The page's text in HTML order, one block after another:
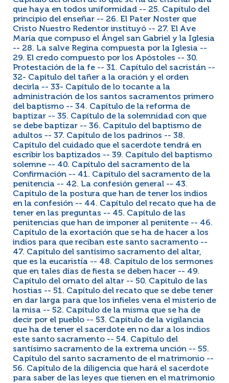
que haya en todos uniformidad -- 25. Capítulo del
principio del enseñar -- 26. El Pater Noster que
Cristo Nuestro Redentor instituyó -- 27. El Ave
María que compuso el Ángel san Gabriel y la Iglesia
-- 28. La salve Regina compuesta por la Iglesia --
29. El credo compuesto por los Apóstoles -- 30.
Protestación de la fe -- 31. Capítulo del sacristán --
32- Capítulo del tañer a la oración y el orden
decirla -- 33- Capítulo de lo tocante a la
administración de los santos sacramentos primero
del baptismo -- 34. Capítulo de la reforma de
baptizar -- 35. Capítulo de la solemnidad con que
se debe baptizar -- 36. Capítulo del baptismo de
adultos -- 37. Capítulo de los padrinos -- 38.
Capítulo del cuidado que el sacerdote tendrá en
escribir los baptizados -- 39. Capítulo del baptismo
solemne -- 40. Capítulo del sacramento de la
Confirmación -- 41. Capítulo del sacramento de la
penitencia -- 42. La confesión general -- 43.
Capítulo de la postura que han de tener los indios
en la confesión -- 44. Capítulo del recato que ha de
tener en las preguntas -- 45. Capítulo de las
penitencias que han de imponer al penitente -- 46.
Capítulo de la exortación que se ha de hacer a los
indios para que reciban este santo sacramento --
47. Capítulo del santísimo sacramento del altar,
que es la eucaristía -- 48. Capítulo de los sermones
que en tales días de fiesta se deben hacer -- 49.
Capítulo del ornato del altar -- 50. Capítulo de las
hostias -- 51. Capítulo del recato que se debe tener
en dar larga para que los infieles vena el misterio de
la misa -- 52. Capítulo de la misma que se ha de
decir por el pueblo -- 53. Capítulo de la vigilancia
que ha de tener el sacerdote en no dar a los indios
este santo sacramento -- 54. Capítulo del
santísimo sacramento de la extrema unción -- 55.
Capítulo del santo sacramento de el matrimonio --
56. Capítulo de la diligencia que hará el sacerdote
para saber de las leyes que tienen en el matrimonio